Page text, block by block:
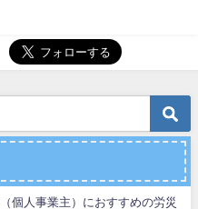
個人事業主）におすすめの労災